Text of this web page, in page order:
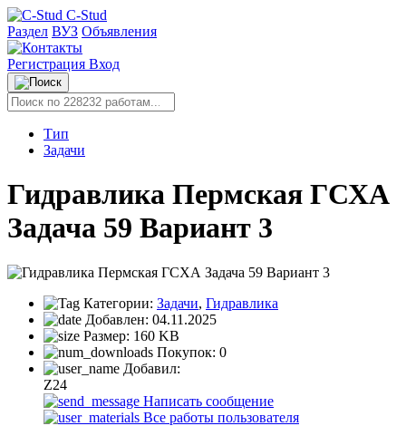
C-Stud
Раздел ВУЗ Объявления
Регистрация Вход
Тип
Задачи
Гидравлика Пермская ГСХА
Задача 59 Вариант 3
Категории: Задачи, Гидравлика
Добавлен: 04.11.2025
Размер: 160 KB
Покупок: 0
Добавил:
Z24
Написать сообщение
Все работы пользователя